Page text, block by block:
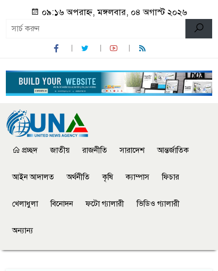
০৯:১৬ অপরাহ্ন, মঙ্গলবার, ০৪ অগাস্ট ২০২৬
প্রচ্ছদ জাতীয় রাজনীতি সারাদেশ আন্তর্জাতিক
আইন আদালত অর্থনীতি কৃষি ক্যাম্পাস ফিচার
খেলাধুলা বিনোদন ফটো গ্যালারী ভিডিও গ্যালারী
অন্যান্য